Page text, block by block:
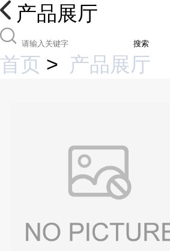
产品展厅
搜索
首页 > 产品展厅